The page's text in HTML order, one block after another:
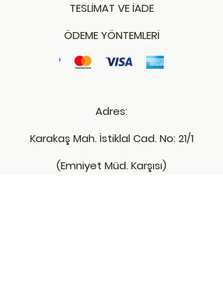
TESLİMAT VE İADE
ÖDEME YÖNTEMLERİ
Adres:
Karakaş Mah. İstiklal Cad. No: 21/1
(Emniyet Müd. Karşısı)